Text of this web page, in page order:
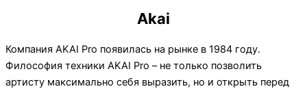
Akai
Компания AKAI Pro появилась на рынке в 1984 году.
Философия техники AKAI Pro – не только позволить
артисту максимально себя выразить, но и открыть перед